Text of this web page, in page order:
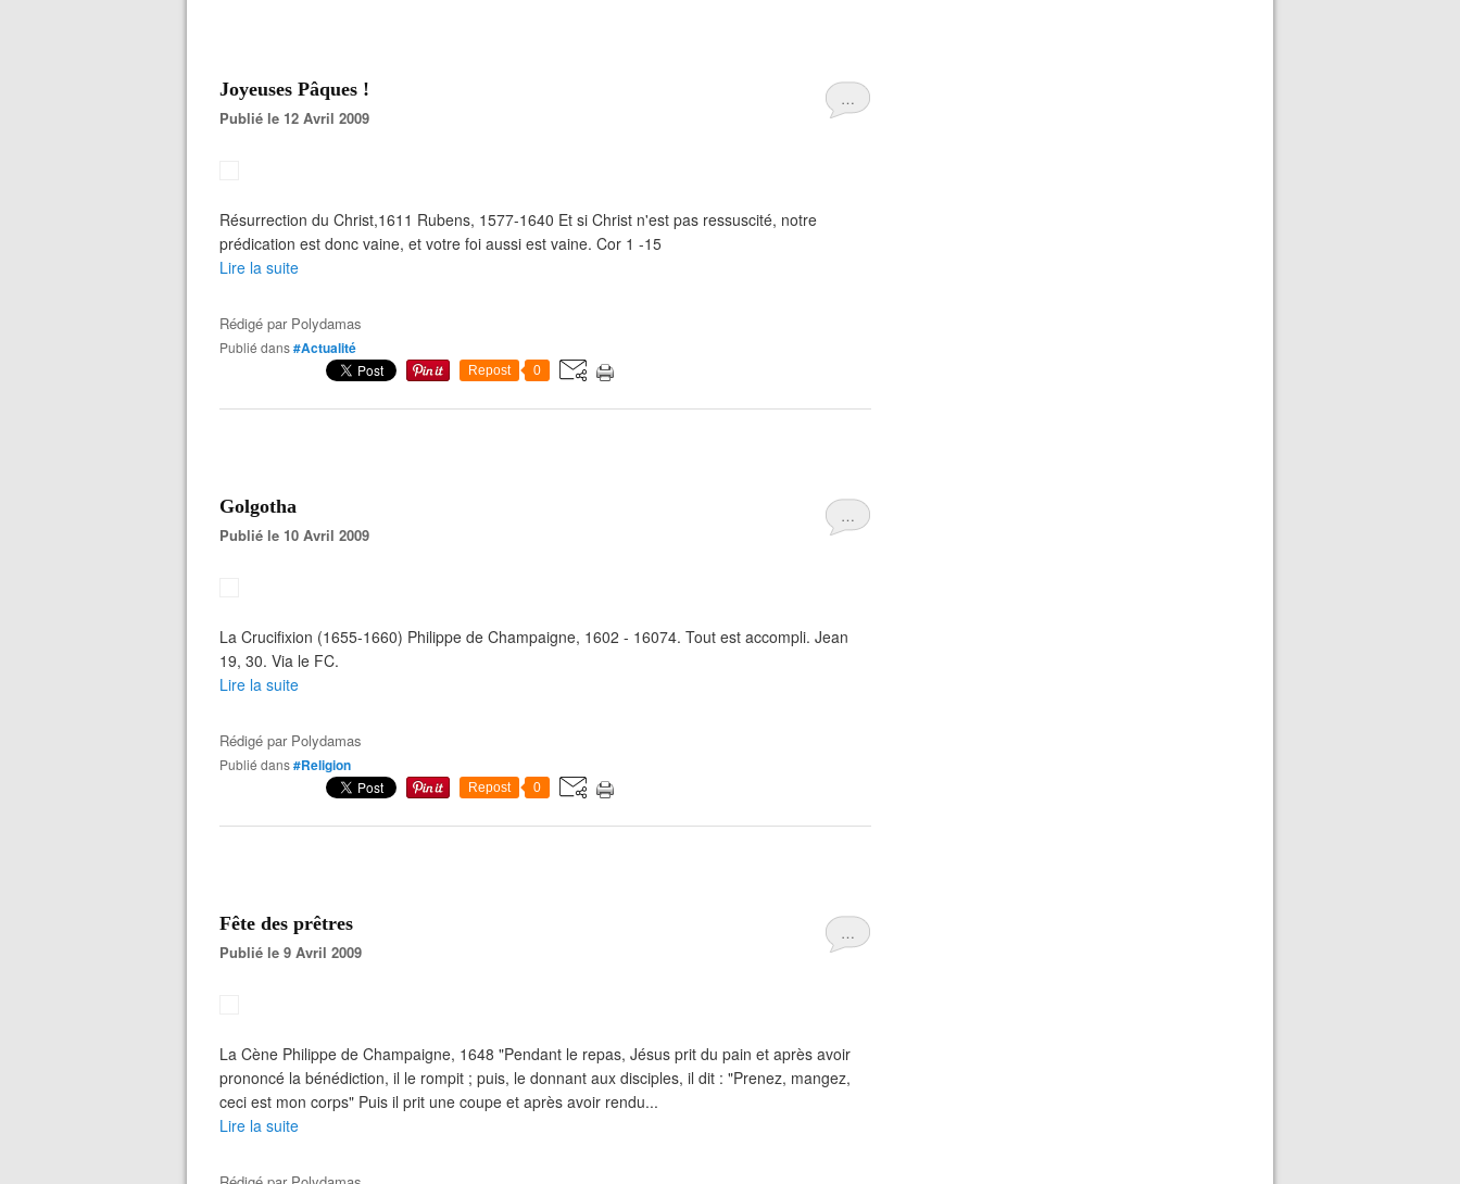
…
Joyeuses Pâques !
Publié le 12 Avril 2009
Résurrection du Christ,1611 Rubens, 1577-1640 Et si Christ n'est pas ressuscité, notre
prédication est donc vaine, et votre foi aussi est vaine. Cor 1 -15
Lire la suite
Rédigé par Polydamas
Publié dans#Actualité
Repost 0
…
Golgotha
Publié le 10 Avril 2009
La Crucifixion (1655-1660) Philippe de Champaigne, 1602 - 16074. Tout est accompli. Jean
19, 30. Via le FC.
Lire la suite
Rédigé par Polydamas
Publié dans#Religion
Repost 0
…
Fête des prêtres
Publié le 9 Avril 2009
La Cène Philippe de Champaigne, 1648 "Pendant le repas, Jésus prit du pain et après avoir
prononcé la bénédiction, il le rompit ; puis, le donnant aux disciples, il dit : "Prenez, mangez,
ceci est mon corps" Puis il prit une coupe et après avoir rendu...
Lire la suite